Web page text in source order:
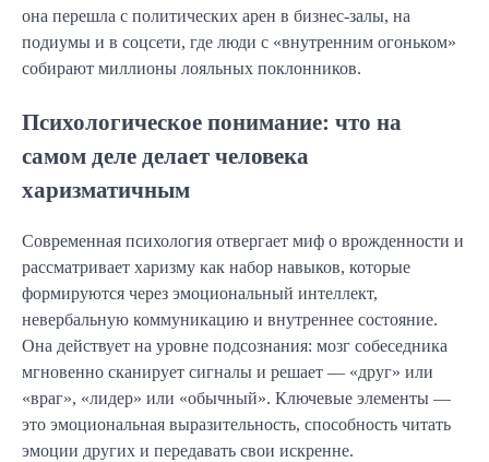
она перешла с политических арен в бизнес-залы, на
подиумы и в соцсети, где люди с «внутренним огоньком»
собирают миллионы лояльных поклонников.
Психологическое понимание: что на
самом деле делает человека
харизматичным
Современная психология отвергает миф о врожденности и
рассматривает харизму как набор навыков, которые
формируются через эмоциональный интеллект,
невербальную коммуникацию и внутреннее состояние.
Она действует на уровне подсознания: мозг собеседника
мгновенно сканирует сигналы и решает — «друг» или
«враг», «лидер» или «обычный». Ключевые элементы —
это эмоциональная выразительность, способность читать
эмоции других и передавать свои искренне.